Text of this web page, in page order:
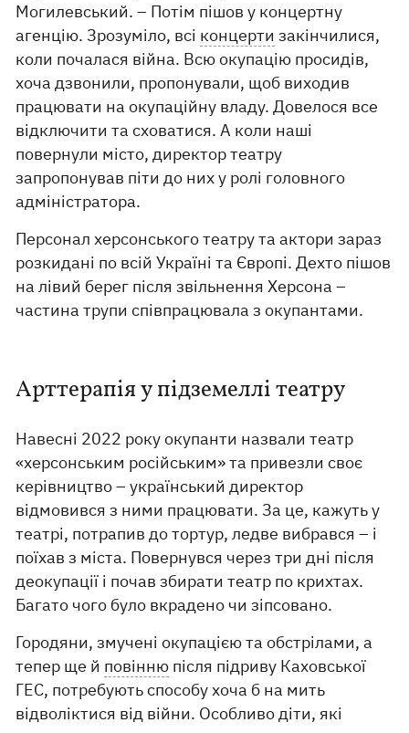
Могилевський. – Потім пішов у концертну
агенцію. Зрозуміло, всі концерти закінчилися,
коли почалася війна. Всю окупацію просидів,
хоча дзвонили, пропонували, щоб виходив
працювати на окупаційну владу. Довелося все
відключити та сховатися. А коли наші
повернули місто, директор театру
запропонував піти до них у ролі головного
адміністратора.
Персонал херсонського театру та актори зараз
розкидані по всій Україні та Європі. Дехто пішов
на лівий берег після звільнення Херсона –
частина трупи співпрацювала з окупантами.
Арттерапія у підземеллі театру
Навесні 2022 року окупанти назвали театр
«херсонським російським» та привезли своє
керівництво – український директор
відмовився з ними працювати. За це, кажуть у
театрі, потрапив до тортур, ледве вибрався – і
поїхав з міста. Повернувся через три дні після
деокупації і почав збирати театр по крихтах.
Багато чого було вкрадено чи зіпсовано.
Городяни, змучені окупацією та обстрілами, а
тепер ще й повінню після підриву Каховської
ГЕС, потребують способу хоча б на мить
відволіктися від війни. Особливо діти, які